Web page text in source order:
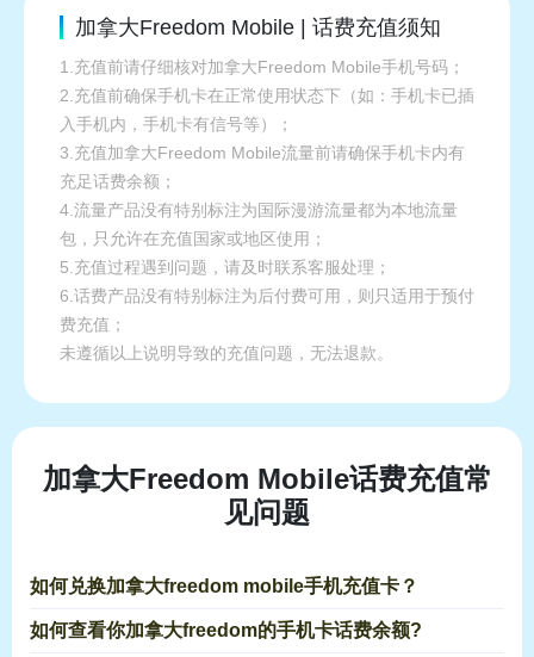
加拿大Freedom Mobile | 话费充值须知
1.充值前请仔细核对加拿大Freedom Mobile手机号码；
2.充值前确保手机卡在正常使用状态下（如：手机卡已插
入手机内，手机卡有信号等）；
3.充值加拿大Freedom Mobile流量前请确保手机卡内有
充足话费余额；
4.流量产品没有特别标注为国际漫游流量都为本地流量
包，只允许在充值国家或地区使用；
5.充值过程遇到问题，请及时联系客服处理；
6.话费产品没有特别标注为后付费可用，则只适用于预付
费充值；
未遵循以上说明导致的充值问题，无法退款。
加拿大Freedom Mobile话费充值常
见问题
如何兑换加拿大freedom mobile手机充值卡？
如何查看你加拿大freedom的手机卡话费余额?